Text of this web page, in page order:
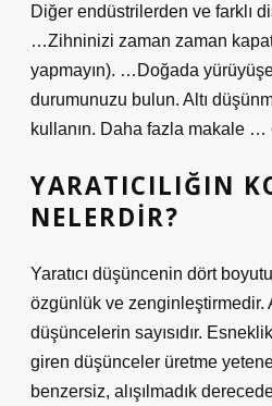
Diğer endüstrilerden ve farklı
…Zihninizi zaman zaman
yapmayın). …Doğada
durumunuzu bulun. Altı
kullanın. Daha fazla makale …
YARATICILIĞIN
NELERDIR?
Yaratıcı düşüncenin dört
özgünlük ve zenginleştirmedir.
düşüncelerin sayısıdır.
giren düşünceler üretme
benzersiz, alışılmadık